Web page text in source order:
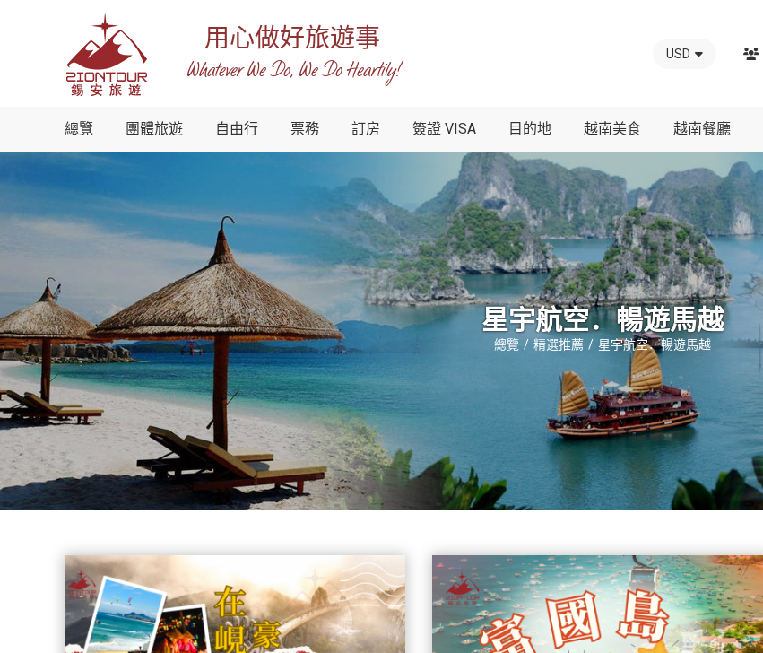
南
錫
際
-
越
南
地
社
錫
安
旅
-
您
在
越
南
用心做好旅遊事
Whatever We Do, We Do Heartily!
USD
總覽 團體旅遊 自由行 票務 訂房 簽證 VISA 目的地 越南美食 越南餐廳
星宇航空．暢遊馬越
總覽 精選推薦 星宇航空．暢遊馬越